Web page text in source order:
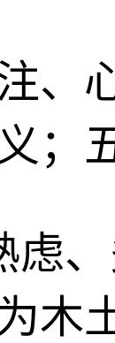
、
；
虑
木土